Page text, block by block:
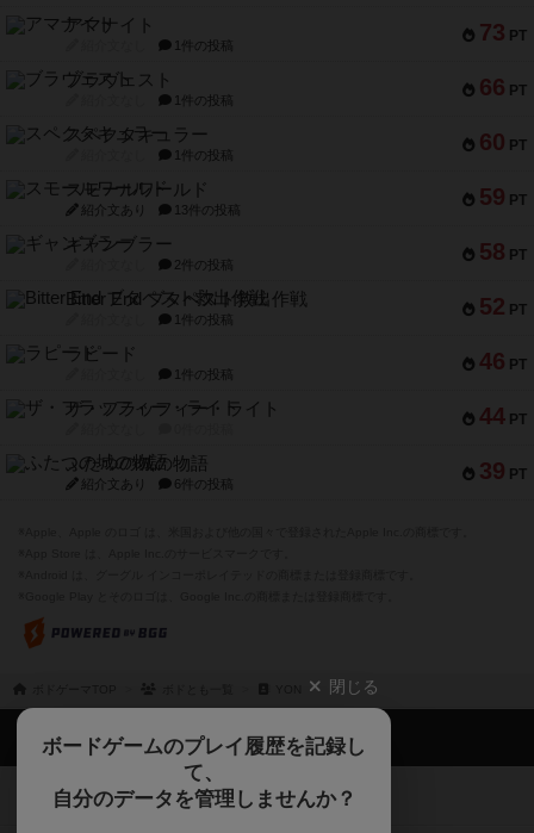
73 PT
アマナイト
1件の投稿
66 PT
ブラヴェスト
1件の投稿
60 PT
スペクタキュラー
1件の投稿
59 PT
スモールワールド
紹介文あり 13件の投稿
58 PT
ギャンブラー
2件の投稿
52 PT
Bitter End ブタペスト救出作戦
1件の投稿
46 PT
ラピード
1件の投稿
44 PT
ザ・フラッフィー・ライト
39 PT
ふたつの城の物語
紹介文あり 6件の投稿
閉じる
ボードゲームのプレイ履歴を記録し
て、
自分のデータを管理しませんか？
ボドゲーマTOP
ボードゲームを検索する